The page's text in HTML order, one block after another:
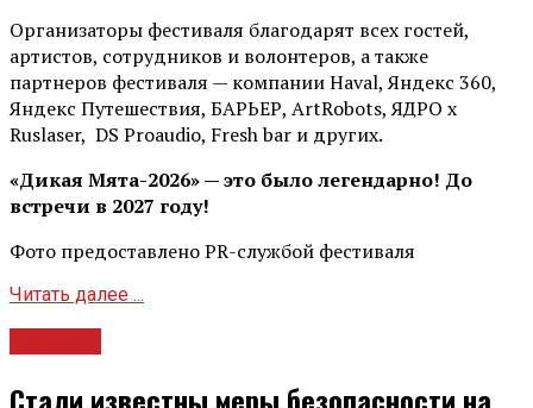
Организаторы фестиваля благодарят всех гостей,
артистов, сотрудников и волонтеров, а также
партнеров фестиваля — компании Haval, Яндекс 360,
Яндекс Путешествия, БАРЬЕР, ArtRobots, ЯДРО х
Ruslaser, DS Proaudio, Fresh bar и других.
«Дикая Мята-2026» — это было легендарно! До
встречи в 2027 году!
Фото предоставлено PR-службой фестиваля
Читать далее ...